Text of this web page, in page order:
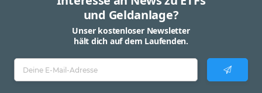
und Geldanlage?
Unser kostenloser Newsletter
hält dich auf dem Laufenden.